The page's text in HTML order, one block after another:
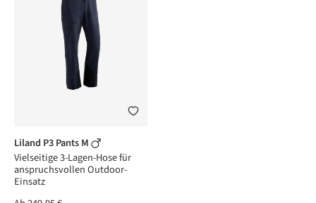
Liland P3 Pants M
Vielseitige 3-Lagen-Hose für
anspruchsvollen Outdoor-
Einsatz